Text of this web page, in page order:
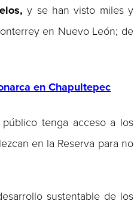
y se han visto miles y
en Nuevo León; de
en Chapultepec
tenga acceso a los
en la Reserva para no
sustentable de los